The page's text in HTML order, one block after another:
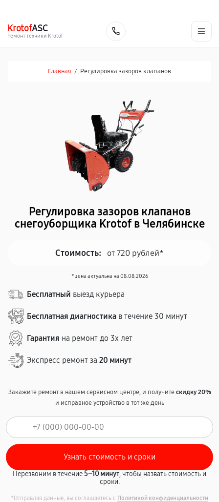
KrotofASC
Ремонт техники Krotof
Главная / Регулировка зазоров клапанов
Регулировка зазоров клапанов
снегоуборщика Krotof в Челябинске
Стоимость: от 720 рублей*
*цена актуальна на 08.08.2026
Бесплатный выезд курьера
Бесплатная диагностика в течение 30 минут
Гарантия на ремонт до 3х лет
Экспресс ремонт за 20 минут
Закажите ремонт в нашем сервисном центре, и получитескидку 20%
и исправное устройство в тот же день
Перезвоним в течение5–10 минут, чтобы назвать стоимость и
сроки.
*Отправляя данные, вы соглашаетесь с Политикой конфиденциальности